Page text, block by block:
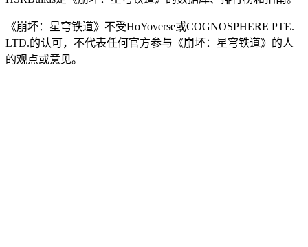
《崩坏：星穹铁道》不受HoYoverse或COGNOSPHERE PTE.
LTD.的认可，不代表任何官方参与《崩坏：星穹铁道》的人
的观点或意见。